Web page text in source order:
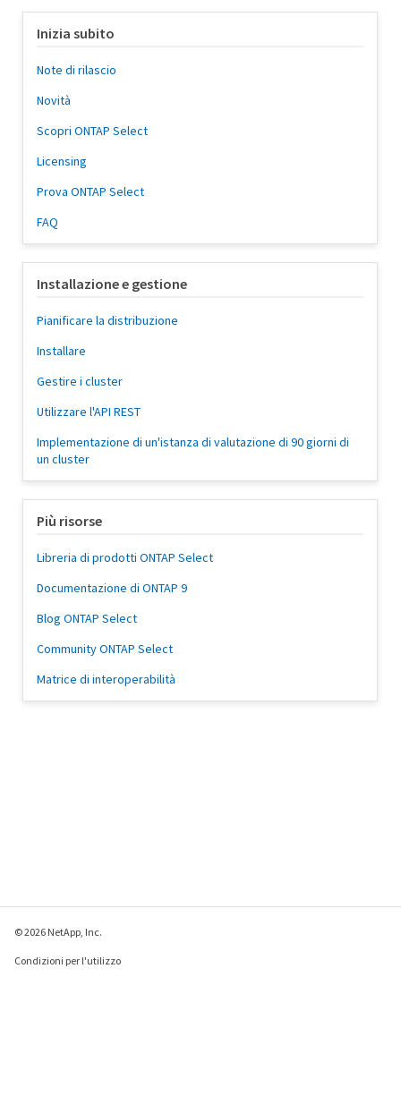
Inizia subito
Note di rilascio
Novità
Scopri ONTAP Select
Licensing
Prova ONTAP Select
FAQ
Installazione e gestione
Pianificare la distribuzione
Installare
Gestire i cluster
Utilizzare l'API REST
Implementazione di un'istanza di valutazione di 90 giorni di
un cluster
Più risorse
Libreria di prodotti ONTAP Select
Documentazione di ONTAP 9
Blog ONTAP Select
Community ONTAP Select
Matrice di interoperabilità
© 2026 NetApp, Inc.
Condizioni per l'utilizzo